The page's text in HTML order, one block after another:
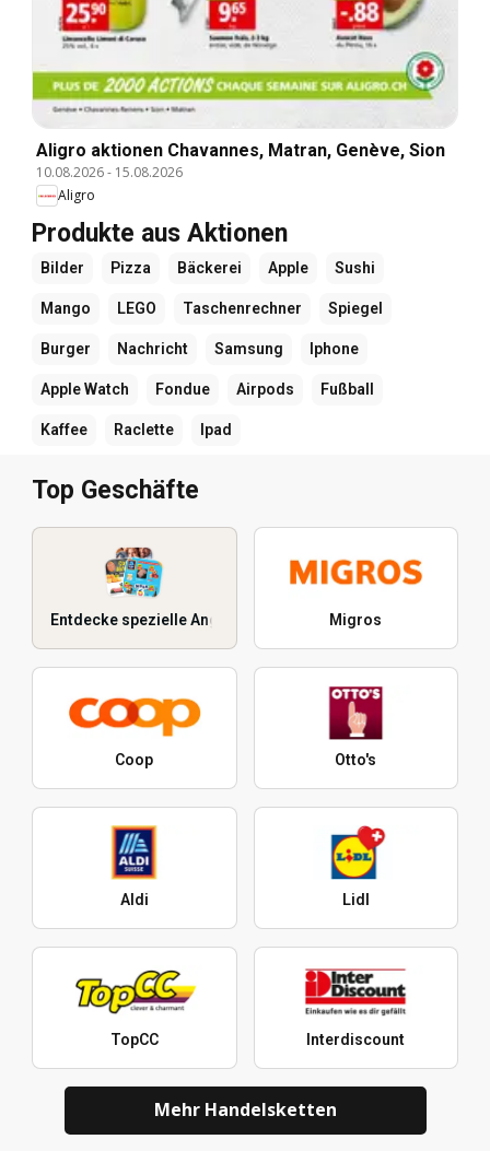
Aligro aktionen Chavannes, Matran, Genève, Sion
10.08.2026- 15.08.2026
Aligro
Produkte aus Aktionen
Bilder Pizza Bäckerei Apple Sushi
Mango LEGO Taschenrechner Spiegel
Burger Nachricht Samsung Iphone
Apple Watch Fondue Airpods Fußball
Kaffee Raclette Ipad
Top Geschäfte
Entdecke spezielle Angebote Migros
Coop Otto's
Aldi Lidl
TopCC Interdiscount
Mehr Handelsketten